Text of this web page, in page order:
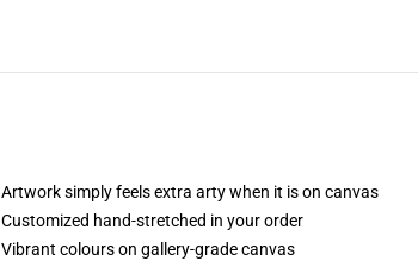
Artwork simply feels extra arty when it is on canvas
Customized hand-stretched in your order
Vibrant colours on gallery-grade canvas